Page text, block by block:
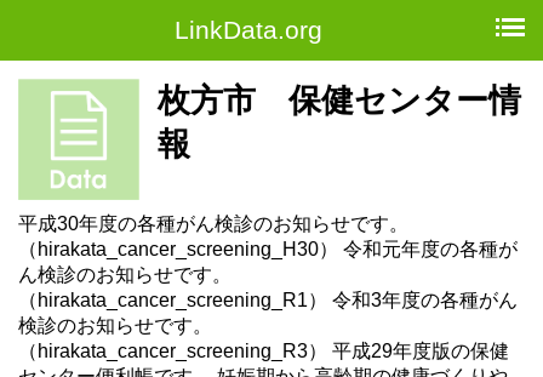
LinkData.org
枚方市 保健センター情
報
平成30年度の各種がん検診のお知らせです。
（hirakata_cancer_screening_H30） 令和元年度の各種が
ん検診のお知らせです。
（hirakata_cancer_screening_R1） 令和3年度の各種がん
検診のお知らせです。
（hirakata_cancer_screening_R3） 平成29年度版の保健